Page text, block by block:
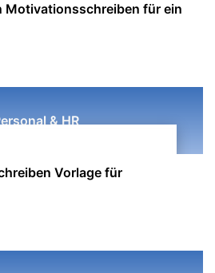
Motivationsschreiben für ein
& HR
Vorlage für